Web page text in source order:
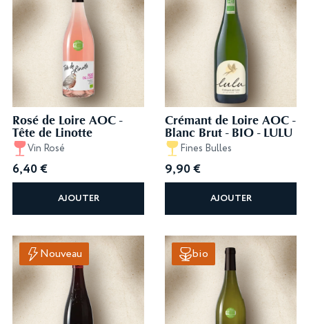
Rosé de Loire AOC -
Tête de Linotte
Vin Rosé
6,40€
AJOUTER
Crémant de Loire AOC -
Blanc Brut - BIO - LULU
Fines Bulles
9,90€
AJOUTER
Nouveau bio